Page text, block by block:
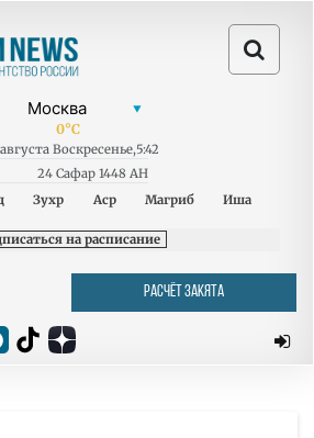
0°C
августа Воскресенье,5:42
24 Сафар 1448 AH
Зухр Аср Магриб Иша
на расписание
РАСЧЁТ ЗАКЯТА